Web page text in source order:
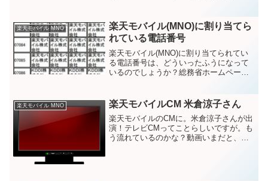
す。2021年12月時点で■M...
楽天モバイル MNO
楽天モバイル(MNO)に割り当てら
れている電話番号
楽天モバイル(MNO)に割り当てられてい
る電話番号は、どういったふうになって
いるのでしょうか？総務省ホームページ
るようです。2021年4月20日時点いま
（記事作成時点）...
楽天モバイル MNO 楽天モバイルCM 米倉涼子さん
楽天モバイルのCMに。米倉涼子さんが出
演！テレビCMってことらしいですが。も
う流れているのかな？動画いまだと、動